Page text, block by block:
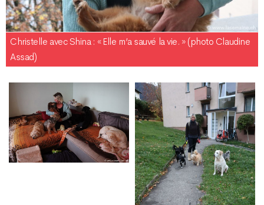
Christelle avec Shina : « Elle m’a sauvé la vie. » (photo Claudine
Assad)